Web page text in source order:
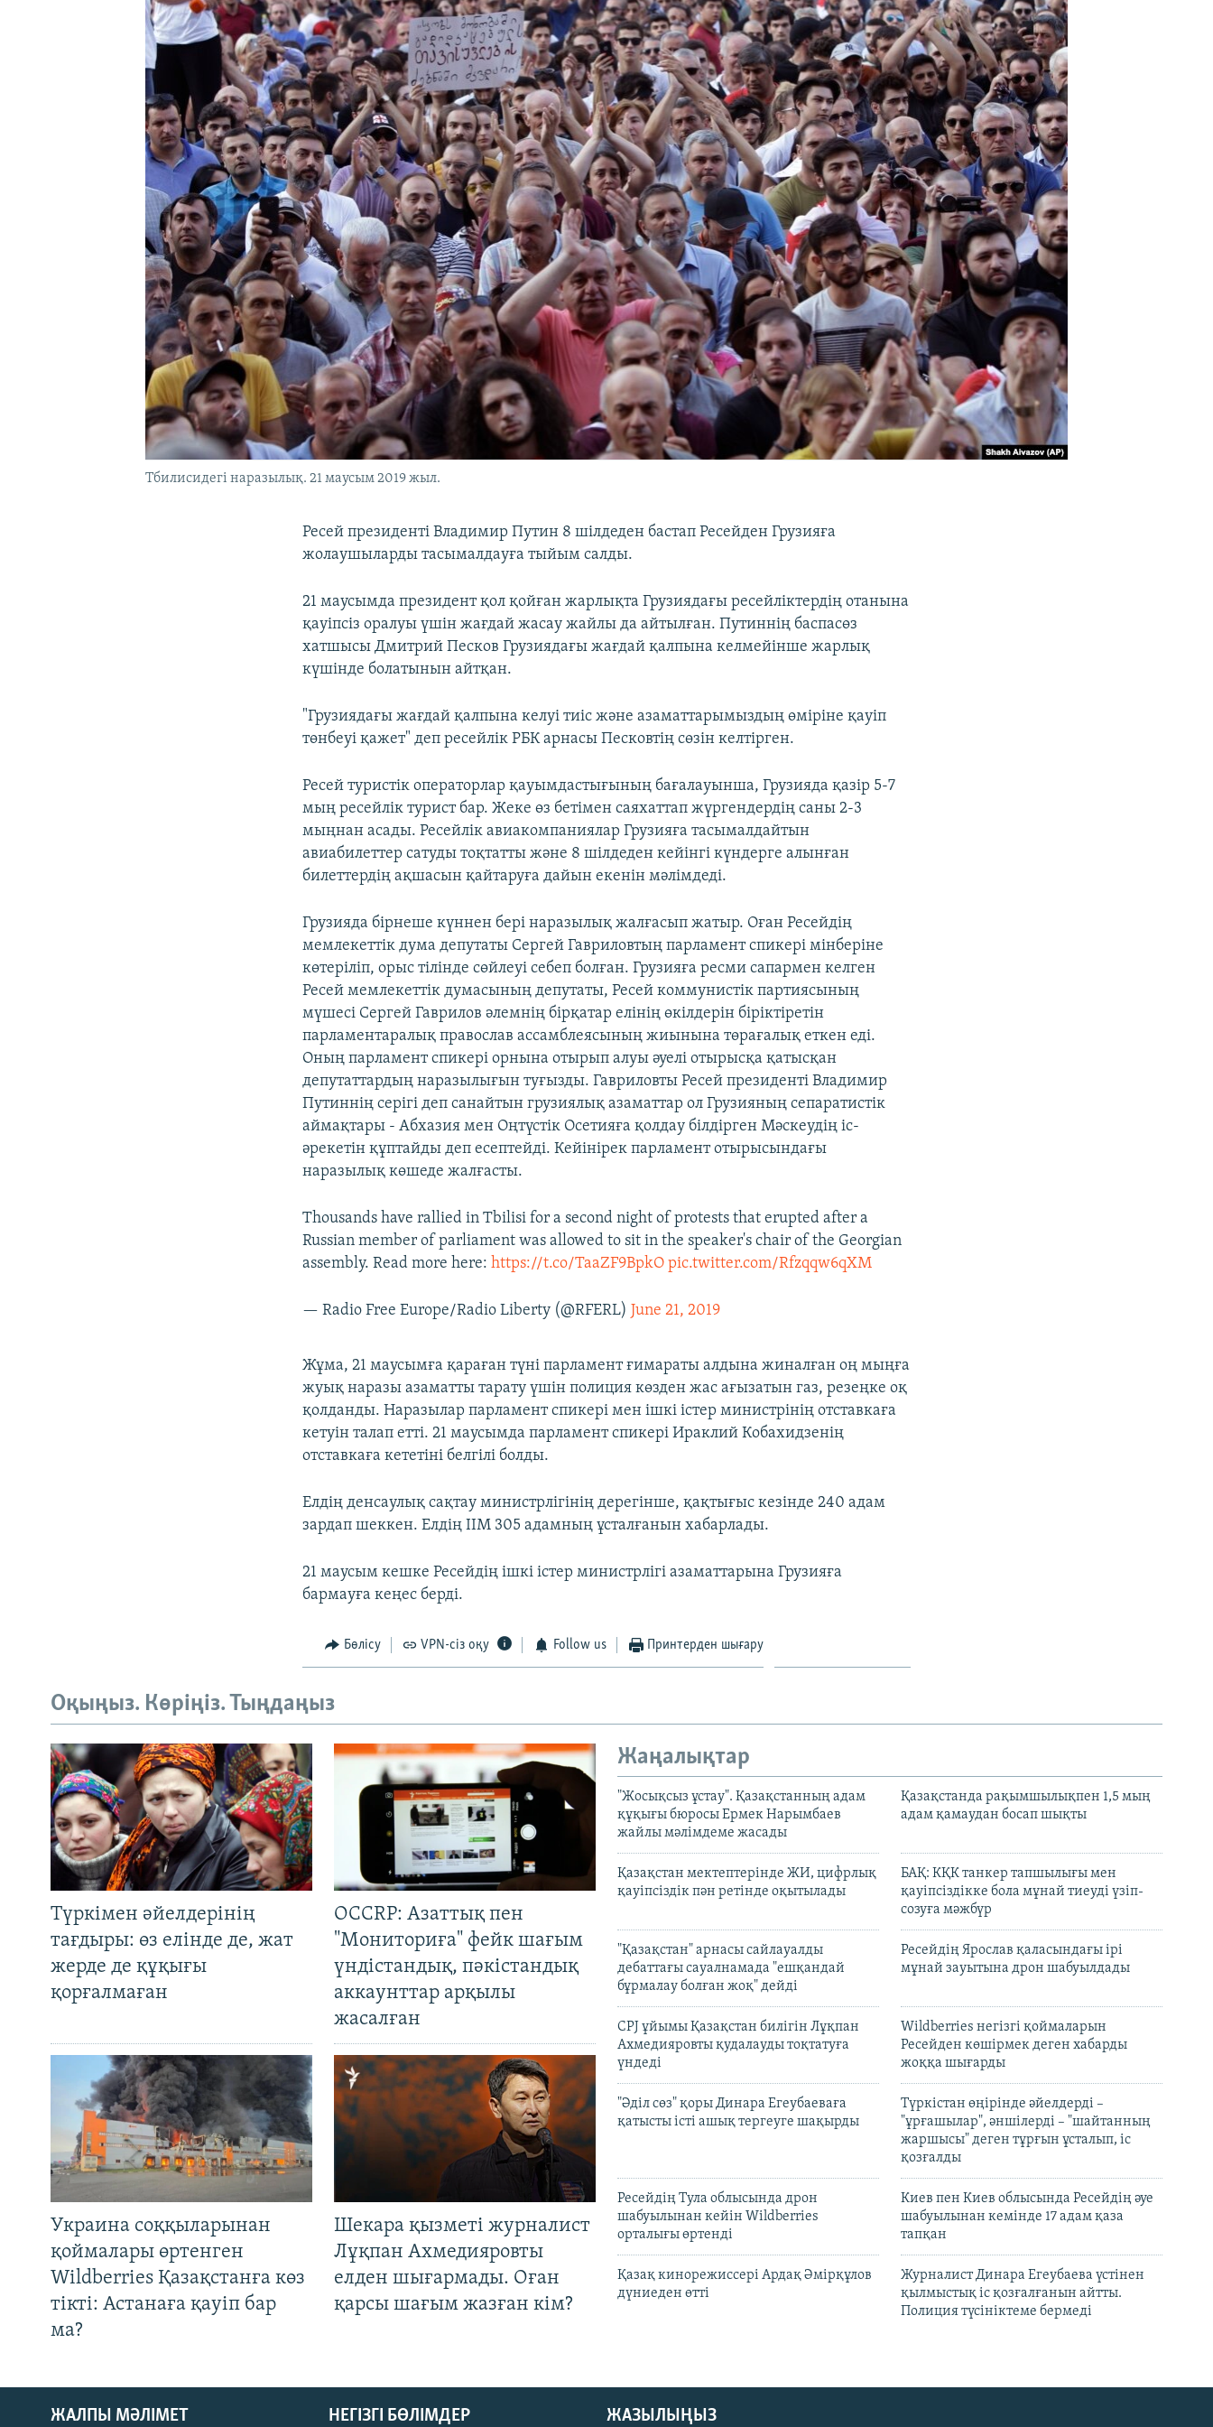
Тбилисидегі наразылық. 21 маусым 2019 жыл.
Ресей президенті Владимир Путин 8 шілдеден бастап Ресейден Грузияға
жолаушыларды тасымалдауға тыйым салды.
21 маусымда президент қол қойған жарлықта Грузиядағы ресейліктердің отанына
қауіпсіз оралуы үшін жағдай жасау жайлы да айтылған. Путиннің баспасөз
хатшысы Дмитрий Песков Грузиядағы жағдай қалпына келмейінше жарлық
күшінде болатынын айтқан.
"Грузиядағы жағдай қалпына келуі тиіс және азаматтарымыздың өміріне қауіп
төнбеуі қажет" деп ресейлік РБК арнасы Песковтің сөзін келтірген.
Ресей туристік операторлар қауымдастығының бағалауынша, Грузияда қазір 5-7
мың ресейлік турист бар. Жеке өз бетімен саяхаттап жүргендердің саны 2-3
мыңнан асады. Ресейлік авиакомпаниялар Грузияға тасымалдайтын
авиабилеттер сатуды тоқтатты және 8 шілдеден кейінгі күндерге алынған
билеттердің ақшасын қайтаруға дайын екенін мәлімдеді.
Грузияда бірнеше күннен бері наразылық жалғасып жатыр. Оған Ресейдің
мемлекеттік дума депутаты Сергей Гавриловтың парламент спикері мінберіне
көтеріліп, орыс тілінде сөйлеуі себеп болған. Грузияға ресми сапармен келген
Ресей мемлекеттік думасының депутаты, Ресей коммунистік партиясының
мүшесі Сергей Гаврилов әлемнің бірқатар елінің өкілдерін біріктіретін
парламентаралық православ ассамблеясының жиынына төрағалық еткен еді.
Оның парламент спикері орнына отырып алуы әуелі отырысқа қатысқан
депутаттардың наразылығын туғызды. Гавриловты Ресей президенті Владимир
Путиннің серігі деп санайтын грузиялық азаматтар ол Грузияның сепаратистік
аймақтары - Абхазия мен Оңтүстік Осетияға қолдау білдірген Мәскеудің іс-
әрекетін құптайды деп есептейді. Кейінірек парламент отырысындағы
наразылық көшеде жалғасты.
Thousands have rallied in Tbilisi for a second night of protests that erupted after a
Russian member of parliament was allowed to sit in the speaker's chair of the Georgian
assembly. Read more here:https://t.co/TaaZF9BpkO pic.twitter.com/Rfzqqw6qXM
— Radio Free Europe/Radio Liberty (@RFERL)June 21, 2019
Жұма, 21 маусымға қараған түні парламент ғимараты алдына жиналған оң мыңға
жуық наразы азаматты тарату үшін полиция көзден жас ағызатын газ, резеңке оқ
қолданды. Наразылар парламент спикері мен ішкі істер министрінің отставкаға
кетуін талап етті. 21 маусымда парламент спикері Ираклий Кобахидзенің
отставкаға кететіні белгілі болды.
Елдің денсаулық сақтау министрлігінің дерегінше, қақтығыс кезінде 240 адам
зардап шеккен. Елдің ІІМ 305 адамның ұсталғанын хабарлады.
21 маусым кешке Ресейдің ішкі істер министрлігі азаматтарына Грузияға
бармауға кеңес берді.
Бөлісу VPN-сіз оқу Follow us Принтерден шығару
Оқыңыз. Көріңіз. Тыңдаңыз
Түркімен әйелдерінің
тағдыры: өз елінде де, жат
жерде де құқығы
қорғалмаған
OCCRP: Азаттық пен
"Мониториға" фейк шағым
үндістандық, пәкістандық
аккаунттар арқылы
жасалған
Украина соққыларынан
қоймалары өртенген
Wildberries Қазақстанға көз
тікті: Астанаға қауіп бар
ма?
Шекара қызметі журналист
Лұқпан Ахмедияровты
елден шығармады. Оған
қарсы шағым жазған кім?
Жаңалықтар
"Жосықсыз ұстау". Қазақстанның адам
құқығы бюросы Ермек Нарымбаев
жайлы мәлімдеме жасады
Қазақстанда рақымшылықпен 1,5 мың
адам қамаудан босап шықты
Қазақстан мектептерінде ЖИ, цифрлық
қауіпсіздік пән ретінде оқытылады
БАҚ: КҚК танкер тапшылығы мен
қауіпсіздікке бола мұнай тиеуді үзіп-
созуға мәжбүр
"Қазақстан" арнасы сайлауалды
дебаттағы сауалнамада "ешқандай
бұрмалау болған жоқ" дейді
Ресейдің Ярослав қаласындағы ірі
мұнай зауытына дрон шабуылдады
CPJ ұйымы Қазақстан билігін Лұқпан
Ахмедияровты қудалауды тоқтатуға
үндеді
Wildberries негізгі қоймаларын
Ресейден көшірмек деген хабарды
жоққа шығарды
"Әділ сөз" қоры Динара Егеубаеваға
қатысты істі ашық тергеуге шақырды
Түркістан өңірінде әйелдерді –
"ұрғашылар", әншілерді – "шайтанның
жаршысы" деген тұрғын ұсталып, іс
қозғалды
Ресейдің Тула облысында дрон
шабуылынан кейін Wildberries
орталығы өртенді
Киев пен Киев облысында Ресейдің әуе
шабуылынан кемінде 17 адам қаза
тапқан
Қазақ кинорежиссері Ардақ Әмірқұлов
дүниеден өтті
Журналист Динара Егеубаева үстінен
қылмыстық іс қозғалғанын айтты.
Полиция түсініктеме бермеді
ЖАЗЫЛЫҢЫЗ
ЖАЛПЫ МӘЛІМЕТ НЕГІЗГІ БӨЛІМДЕР